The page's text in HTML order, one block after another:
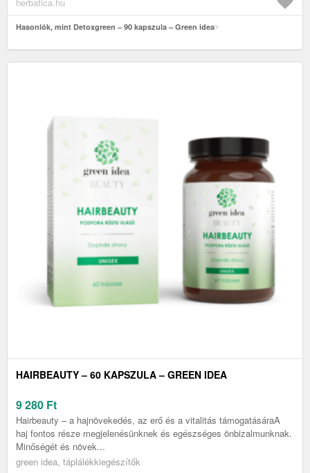
herbatica.hu
Hasonlók, mint Detoxgreen – 90 kapszula – Green idea
HAIRBEAUTY – 60 KAPSZULA – GREEN IDEA
9 280 Ft
Hairbeauty – a hajnövekedés, az erő és a vitalitás támogatásáraA
haj fontos része megjelenésünknek és egészséges önbizalmunknak.
Minőségét és növek...
green idea, táplálékkiegészítők